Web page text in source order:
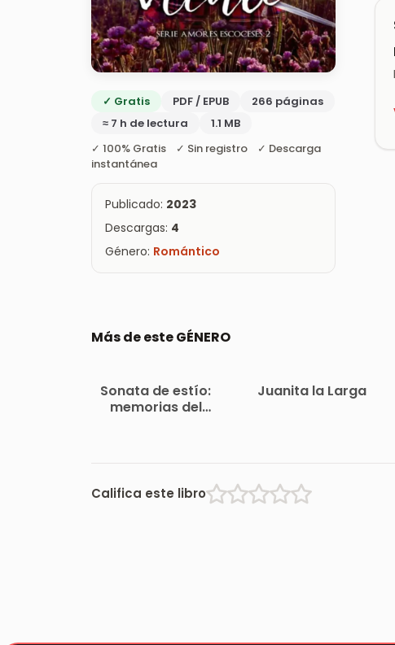
✓ Gratis PDF / EPUB
266 páginas
≈ 7 h de lectura
1.1 MB
✓ 100% Gratis ✓ Sin registro ✓ Descarga
instantánea
Publicado: 2023
Descargas: 4
Género: Romántico
Más de este GÉNERO
Sonata de estío:
memorias del
Juanita la Larga
Califica este libro